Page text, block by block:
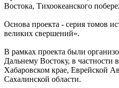
Востока, Тихоокеанского
Основа проекта - серия томов
великих свершений».
В рамках проекта были
Дальнему Востоку, в частности
Хабаровском крае, Еврейской
Сахалинской области.